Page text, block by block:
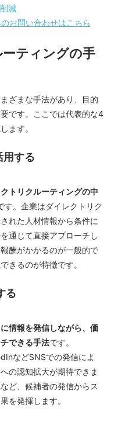
減
お問い合わせはこちら
ティングの手
ざまな手法があり、目的
です。ここでは代表的な4
ます。
する
トリクルーティングの中
す。企業はダイレクトリク
れた人材情報から条件に
通じて直接アプローチし
酬がかかるのが一般的で
きるのが特徴です。
る
情報を発信しながら、価
できる手法です。
などSNSでの発信によ
の認知拡大が期待できま
ど、候補者の発信からス
を発揮します。